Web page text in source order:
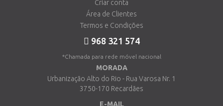
Criar conta
Área de Clientes
Termos e Condições
968 321 574
*Chamada para rede móvel nacional
MORADA
Urbanização Alto do Rio - Rua Varosa Nr. 1
3750-170 Recardães
E-MAIL